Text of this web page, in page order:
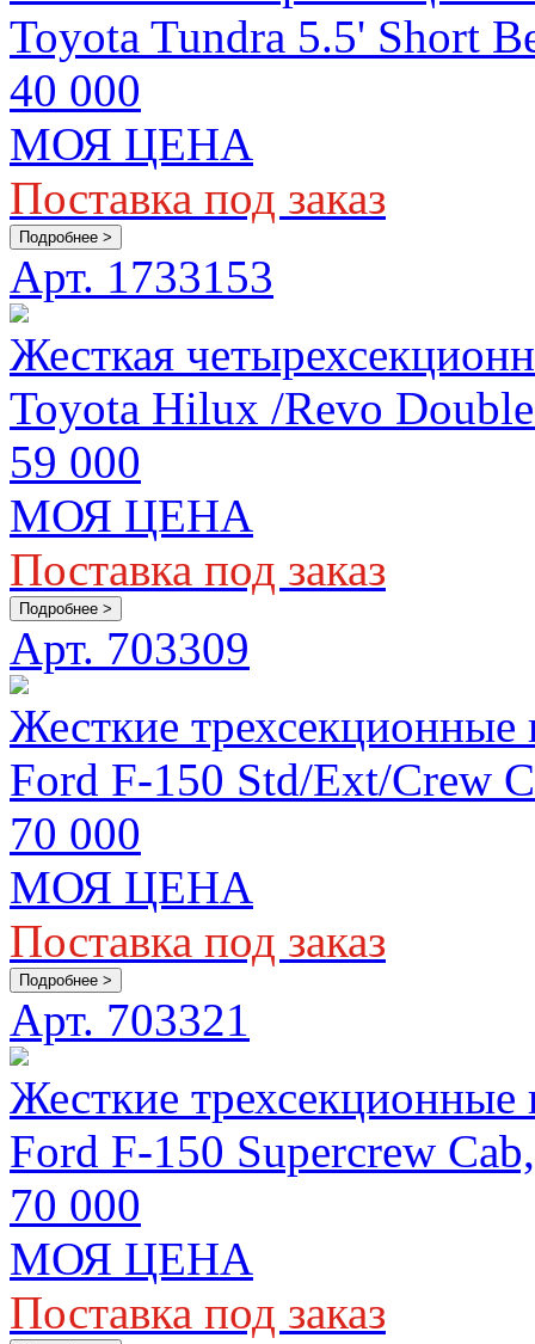
Toyota Tundra 5.5' Short
40 000
МОЯ ЦЕНА
Поставка под заказ
Подробнее >
Арт. 1733153
Жесткая
Toyota Hilux /Revo
59 000
МОЯ ЦЕНА
Поставка под заказ
Подробнее >
Арт. 703309
Жесткие
Ford F-150 Std/Ext/Crew
70 000
МОЯ ЦЕНА
Поставка под заказ
Подробнее >
Арт. 703321
Жесткие
Ford F-150 Supercrew
70 000
МОЯ ЦЕНА
Поставка под заказ